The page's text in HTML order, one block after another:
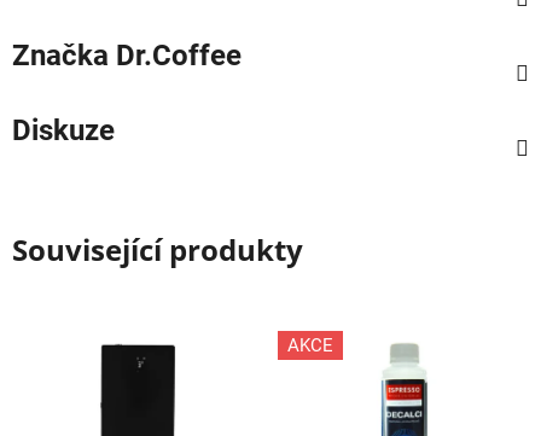
Značka Dr.Coffee
Diskuze
Související produkty
AKCE